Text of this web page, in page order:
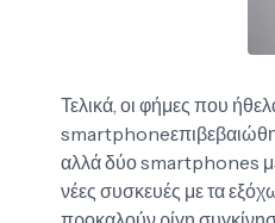
Τελικά, οι φήμες που
αλλά δύο smartphones
νέες συσκευές με τα